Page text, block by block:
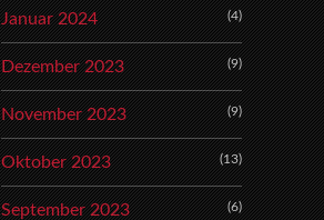
Januar 2024 (4)
Dezember 2023 (9)
November 2023 (9)
Oktober 2023 (13)
September 2023 (6)